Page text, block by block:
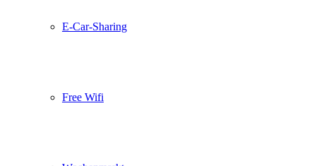
E-Car-Sharing
Free Wifi